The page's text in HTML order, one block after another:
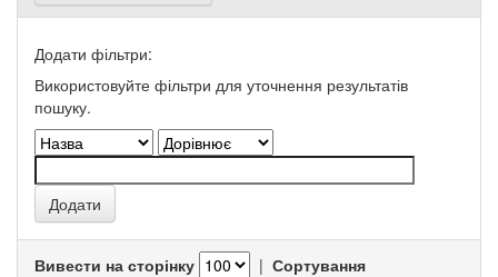
Додати фільтри:
Використовуйте фільтри для уточнення результатів
пошуку.
Вивести на сторінку | Сортування